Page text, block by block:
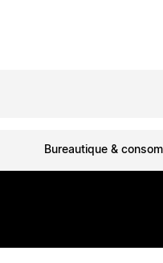
Bureautique &